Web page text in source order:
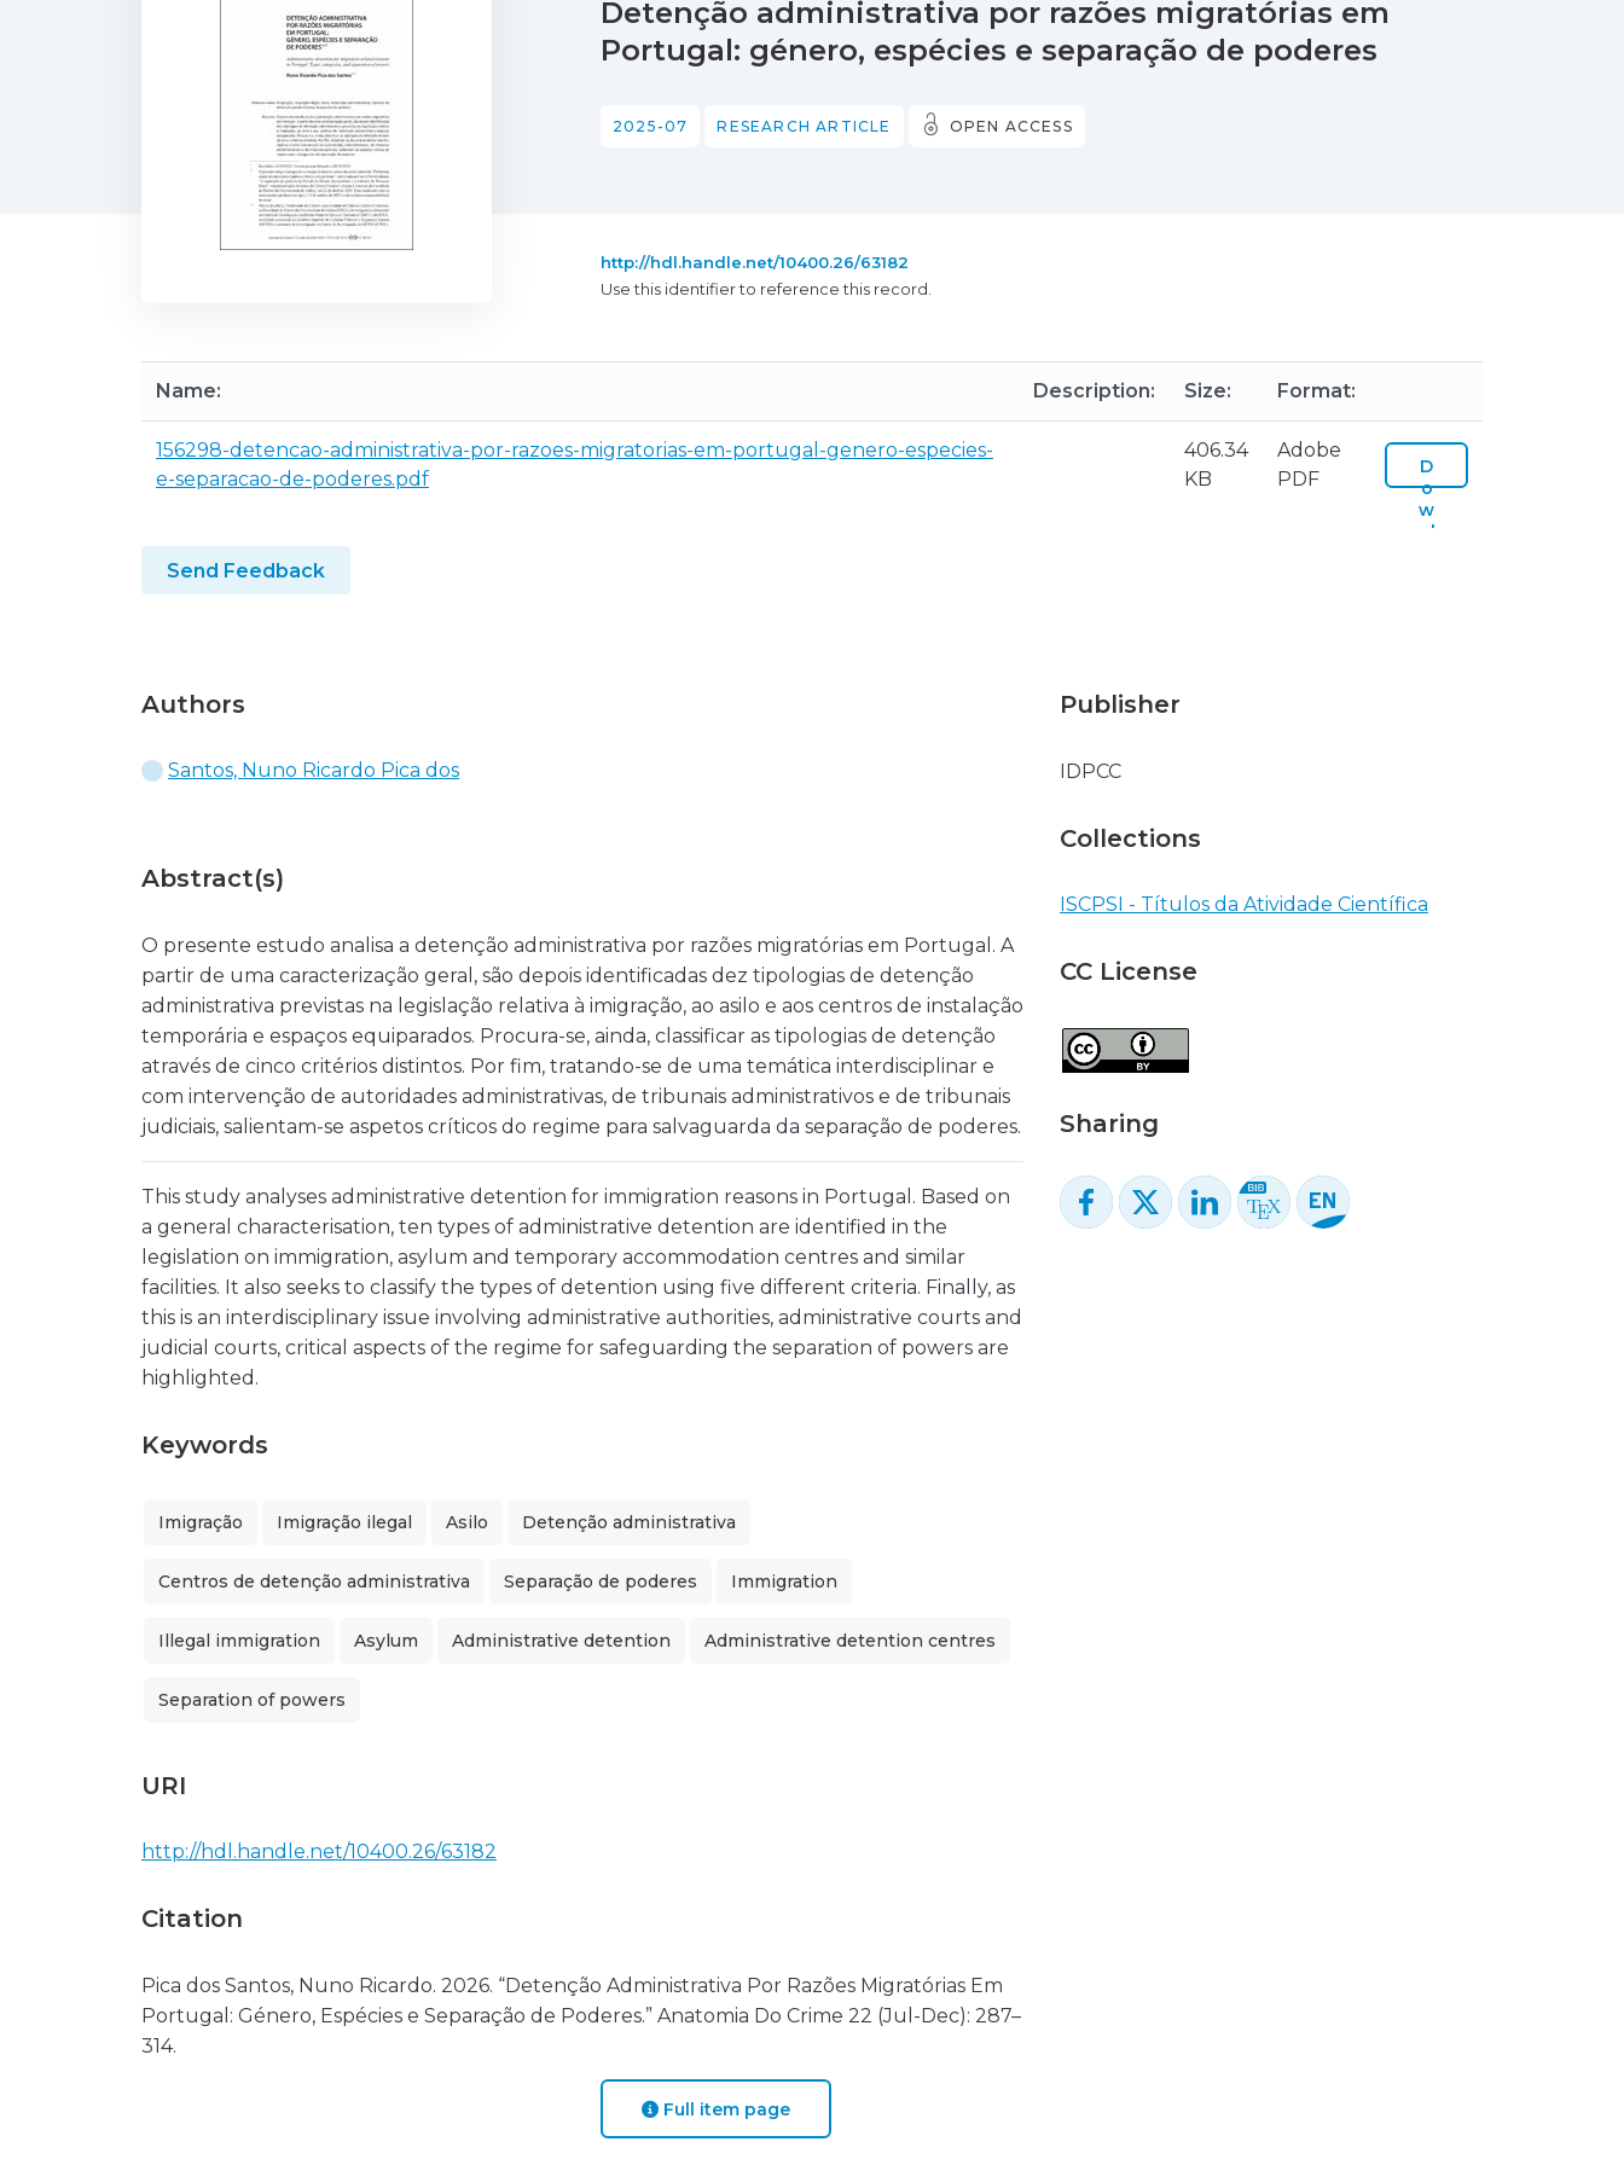
Detenção administrativa por razões migratórias em
Portugal: género, espécies e separação de poderes
2025-07 RESEARCH ARTICLE OPEN ACCESS
http://hdl.handle.net/10400.26/63182
Use this identifier to reference this record.
Name: Description: Size: Format:
156298-detencao-administrativa-por-razoes-migratorias-em-portugal-genero-especies-
e-separacao-de-poderes.pdf
406.34
KB
Adobe
PDF
D
o
w
nl
Send Feedback
Authors
Santos, Nuno Ricardo Pica dos
Abstract(s)
O presente estudo analisa a detenção administrativa por razões migratórias em Portugal. A
partir de uma caracterização geral, são depois identificadas dez tipologias de detenção
administrativa previstas na legislação relativa à imigração, ao asilo e aos centros de instalação
temporária e espaços equiparados. Procura-se, ainda, classificar as tipologias de detenção
através de cinco critérios distintos. Por fim, tratando-se de uma temática interdisciplinar e
com intervenção de autoridades administrativas, de tribunais administrativos e de tribunais
judiciais, salientam-se aspetos críticos do regime para salvaguarda da separação de poderes.
This study analyses administrative detention for immigration reasons in Portugal. Based on
a general characterisation, ten types of administrative detention are identified in the
legislation on immigration, asylum and temporary accommodation centres and similar
facilities. It also seeks to classify the types of detention using five different criteria. Finally, as
this is an interdisciplinary issue involving administrative authorities, administrative courts and
judicial courts, critical aspects of the regime for safeguarding the separation of powers are
highlighted.
Keywords
Imigração Imigração ilegal Asilo Detenção administrativa
Centros de detenção administrativa Separação de poderes Immigration
Illegal immigration Asylum Administrative detention Administrative detention centres
Separation of powers
URI
http://hdl.handle.net/10400.26/63182
Citation
Pica dos Santos, Nuno Ricardo. 2026. “Detenção Administrativa Por Razões Migratórias Em
Portugal: Género, Espécies e Separação de Poderes.” Anatomia Do Crime 22 (Jul-Dec): 287–
314.
Publisher
IDPCC
Collections
ISCPSI - Títulos da Atividade Científica
CC License
Sharing
Full item page